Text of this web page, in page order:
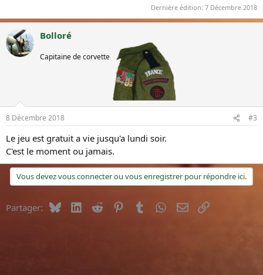
Dernière édition: 7 Décembre 2018
Bolloré
Capitaine de corvette
Membre
honoraire
8 Décembre 2018 #3
Le jeu est gratuit a vie jusqu'a lundi soir.
C'est le moment ou jamais.
Vous devez vous connecter ou vous enregistrer pour répondre ici.
Partager: BlueskyLinkedIn
Reddit PinterestTumblr WhatsApp
E-mailLien